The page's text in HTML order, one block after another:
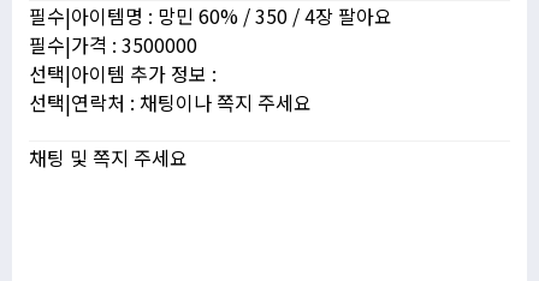
필수|아이템명 : 망민 60% / 350 / 4장 팔아요
필수|가격 : 3500000
선택|아이템 추가 정보 :
선택|연락처 : 채팅이나 쪽지 주세요
채팅 및 쪽지 주세요